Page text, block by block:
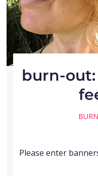
burn-
Please enter